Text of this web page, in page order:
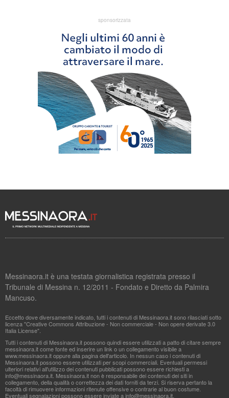
sponsorizzata
Messinaora.it è una testata giornalistica registrata presso il
Tribunale di Messina n. 12/2011 - Fondato e Diretto da Palmira
Mancuso.
Eccetto dove diversamente indicato, tutti i contenuti di Messinaora.it sono rilasciati sotto
licenza "Creative Commons Attribuzione - Non commerciale - Non opere derivate 3.0
Italia License".
Tutti i contenuti di Messinaora.it possono quindi essere utilizzati a patto di citare sempre
messinaora.it come fonte ed inserire un link o un collegamento visibile a
www.messinaora.it oppure alla pagina dell'articolo. In nessun caso i contenuti di
Messinaora.it possono essere utilizzati per scopi commerciali. Eventuali permessi
ulteriori relativi all'utilizzo dei contenuti pubblicati possono essere richiesti a
info@messinaora.it. Messinaora.it non è responsabile dei contenuti dei siti in
collegamento, della qualità o correttezza dei dati forniti da terzi. Si riserva pertanto la
facoltà di rimuovere informazioni ritenute offensive o contrarie al buon costume.
Eventuali segnalazioni possono essere inviate ainfo@messinaora.it.